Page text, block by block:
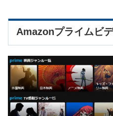
Amazonプライムビ